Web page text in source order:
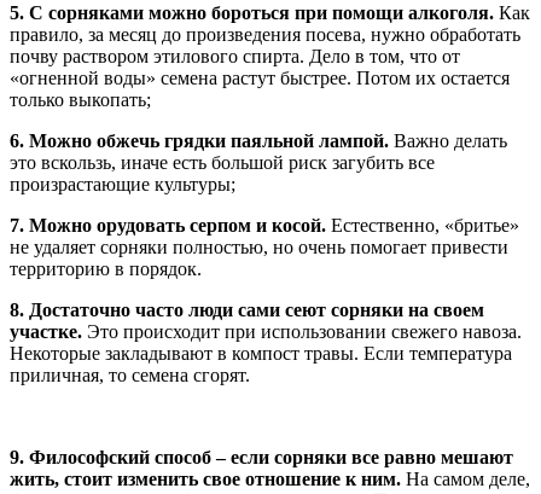
5. С сорняками можно бороться при помощи алкоголя. Как
правило, за месяц до произведения посева, нужно обработать
почву раствором этилового спирта. Дело в том, что от
«огненной воды» семена растут быстрее. Потом их остается
только выкопать;
6. Можно обжечь грядки паяльной лампой. Важно делать
это вскользь, иначе есть большой риск загубить все
произрастающие культуры;
7. Можно орудовать серпом и косой. Естественно, «бритье»
не удаляет сорняки полностью, но очень помогает привести
территорию в порядок.
8. Достаточно часто люди сами сеют сорняки на своем
участке. Это происходит при использовании свежего навоза.
Некоторые закладывают в компост травы. Если температура
приличная, то семена сгорят.
9. Философский способ – если сорняки все равно мешают
жить, стоит изменить свое отношение к ним. На самом деле,